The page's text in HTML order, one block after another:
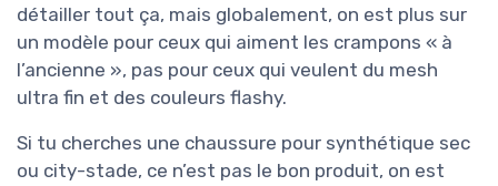
détailler tout ça, mais globalement, on est plus sur
un modèle pour ceux qui aiment les crampons « à
l’ancienne », pas pour ceux qui veulent du mesh
ultra fin et des couleurs flashy.
Si tu cherches une chaussure pour synthétique sec
ou city-stade, ce n’est pas le bon produit, on est